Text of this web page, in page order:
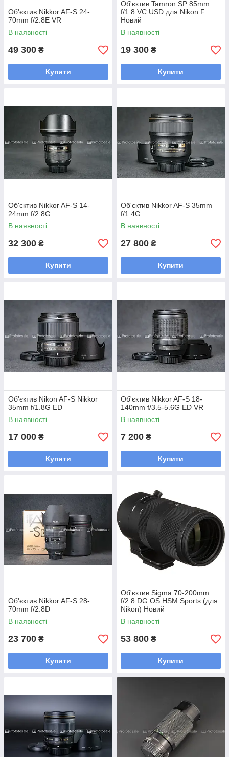
Об'єктив Nikkor AF-S 24-
70mm f/2.8E VR
В наявності
49 300 ₴
Купити
Об'єктив Tamron SP 85mm
f/1.8 VC USD для Nikon F
Новий
В наявності
19 300 ₴
Купити
Об'єктив Nikkor AF-S 14-
24mm f/2.8G
В наявності
32 300 ₴
Купити
Об'єктив Nikkor AF-S 35mm
f/1.4G
В наявності
27 800 ₴
Купити
Об'єктив Nikon AF-S Nikkor
35mm f/1.8G ED
В наявності
17 000 ₴
Купити
Об'єктив Nikkor AF-S 18-
140mm f/3.5-5.6G ED VR
В наявності
7 200 ₴
Купити
Об'єктив Nikkor AF-S 28-
70mm f/2.8D
В наявності
23 700 ₴
Купити
Об'єктив Sigma 70-200mm
f/2.8 DG OS HSM Sports (для
Nikon) Новий
В наявності
53 800 ₴
Купити